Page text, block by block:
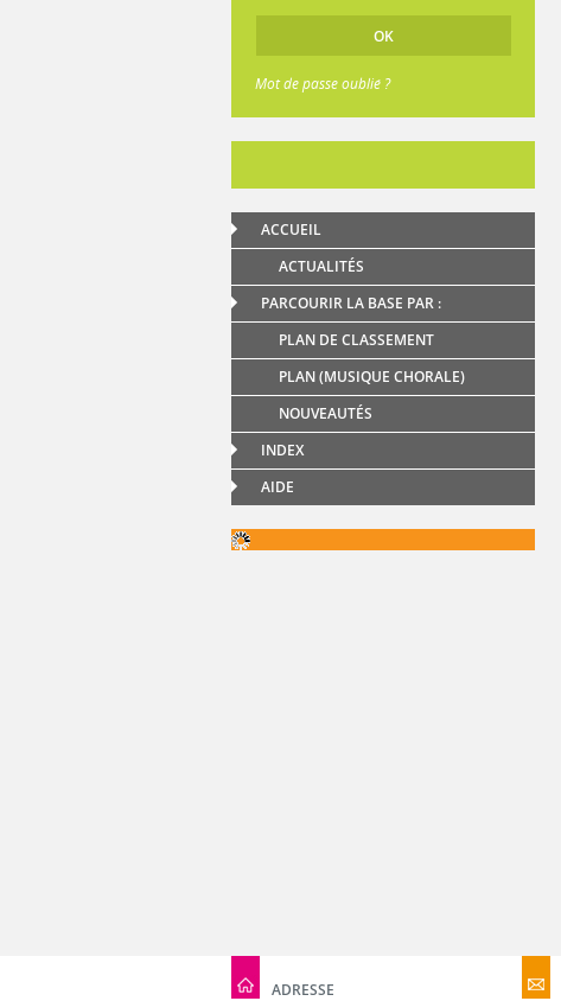
Mot de passe oublié ?
ACCUEIL
ACTUALITÉS
PARCOURIR LA BASE PAR :
PLAN DE CLASSEMENT
PLAN (MUSIQUE CHORALE)
NOUVEAUTÉS
INDEX
AIDE
ADRESSE